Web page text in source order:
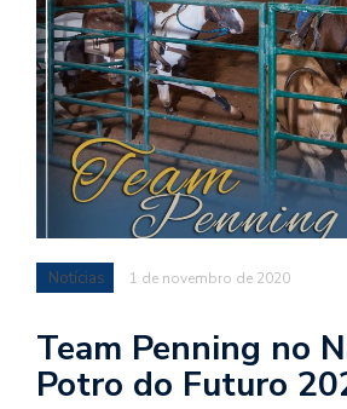
Notícias 1 de novembro de 2020
Team Penning no
Potro do Futuro